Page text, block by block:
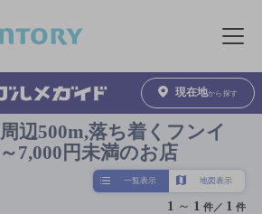
メニュ
現在地から探す
辺500m,落ち着くフンイ
7,000円未満のお店
一覧表示 地図表示
1 ～ 1 件／ 1 件